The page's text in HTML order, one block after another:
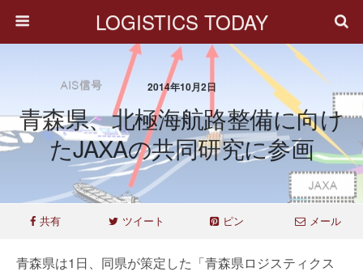
LOGISTICS TODAY
2014年10月2日
青森県、北極海航路整備に向け
たJAXAの共同研究に参画
共有 ツイート ピン メール
青森県は1日、同県が策定した「青森県ロジスティクス